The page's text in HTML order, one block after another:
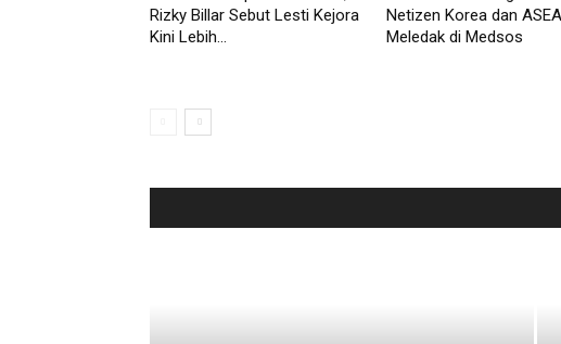
Rizky Billar Sebut Lesti Kejora
Kini Lebih...
Netizen Korea dan
Meledak di Medsos